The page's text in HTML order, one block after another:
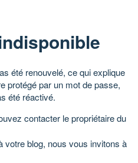
été renouvelé, ce qui explique
protégé par un mot de passe,
été réactivé.
contacter le propriétaire du
votre blog, nous vous invitons à